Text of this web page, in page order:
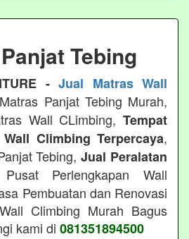
Tebing
-Jual Matras Wall
Panjat Tebing Murah,
Wall CLimbing, Tempat
Climbing Terpercaya,
Tebing,Jual Peralatan
Perlengkapan Wall
Pembuatan dan Renovasi
Climbing Murah Bagus
kami di 081351894500